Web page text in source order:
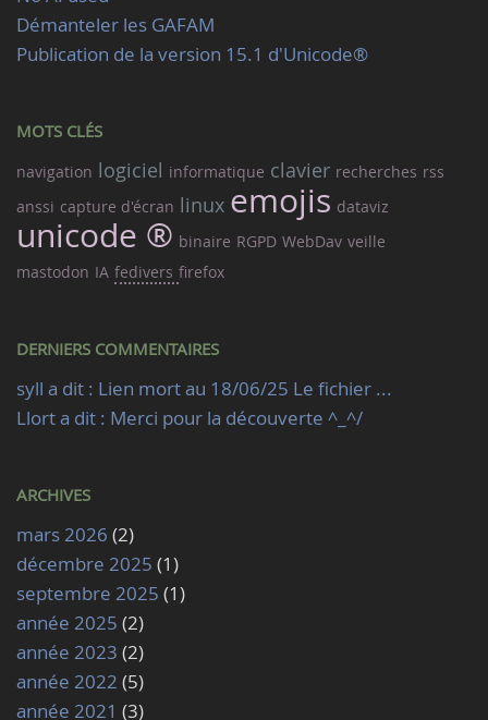
Démanteler les GAFAM
Publication de la version 15.1 d'Unicode®
MOTS CLÉS
navigation logiciel informatique clavier recherches rss
anssi capture d'écran linux emojis dataviz
unicode ® binaire RGPD WebDav veille
mastodon IA fedivers firefox
DERNIERS COMMENTAIRES
syll a dit : Lien mort au 18/06/25 Le fichier ...
Llort a dit : Merci pour la découverte ^_^/
ARCHIVES
mars 2026 (2)
décembre 2025 (1)
septembre 2025 (1)
année 2025 (2)
année 2023 (2)
année 2022 (5)
année 2021 (3)